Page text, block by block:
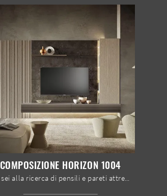
COMPOSIZIONE HORIZON 1004
Se sei alla ricerca di pensili e pareti attrezzate moderne, prediligi il modello Composizione Horizon 1004 di Mobilgam: clicca e ottieni informazioni!